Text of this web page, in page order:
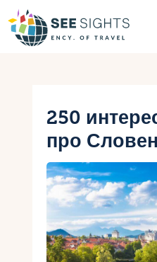
Горящие туры
Типы Туров
Страны
Инфо
Блог
250
про